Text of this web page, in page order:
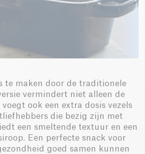
te maken door de traditionele
vermindert niet alleen de
ook een extra dosis vezels
die bezig zijn met
een smeltende textuur en een
Een perfecte snack voor
goed samen kunnen